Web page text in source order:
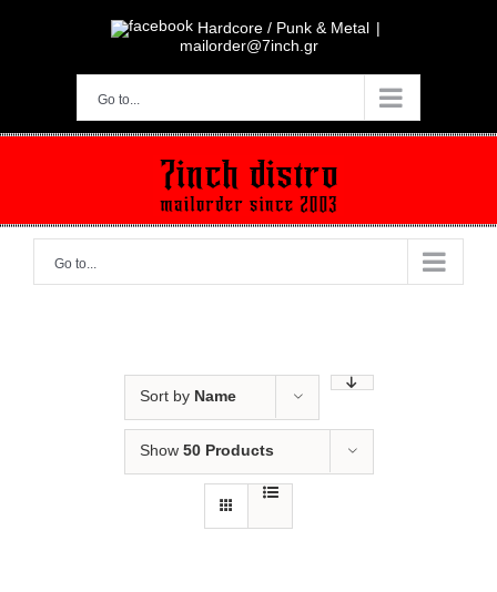
Hardcore / Punk & Metal |
mailorder@7inch.gr
Go to...
Go to...
Sort by Name
Show 50 Products